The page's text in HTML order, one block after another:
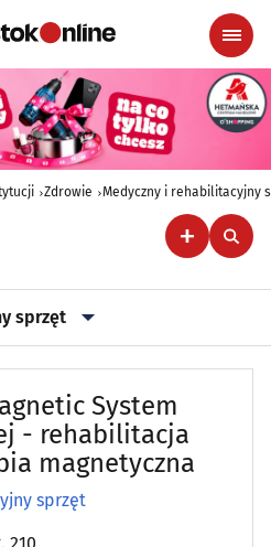
Zdrowie Medyczny i rehabilitacyjny
sprzęt
System
- rehabilitacja
magnetyczna
sprzęt